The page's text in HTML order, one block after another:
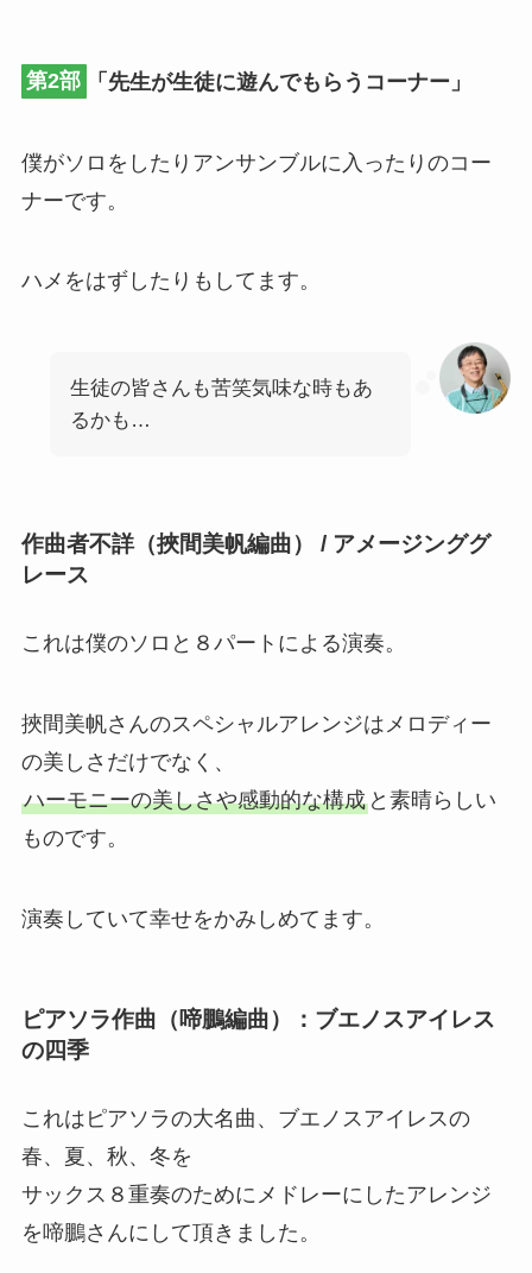
第2部 「先生が生徒に遊んでもらうコーナー」
僕がソロをしたりアンサンブルに入ったりのコー
ナーです。
ハメをはずしたりもしてます。
生徒の皆さんも苦笑気味な時もあ
るかも…
作曲者不詳（挾間美帆編曲） / アメージンググ
レース
これは僕のソロと８パートによる演奏。
挾間美帆さんのスペシャルアレンジはメロディー
の美しさだけでなく、
ハーモニーの美しさや感動的な構成と素晴らしい
ものです。
演奏していて幸せをかみしめてます。
ピアソラ作曲（啼鵬編曲）：ブエノスアイレス
の四季
これはピアソラの大名曲、ブエノスアイレスの
春、夏、秋、冬を
サックス８重奏のためにメドレーにしたアレンジ
を啼鵬さんにして頂きました。